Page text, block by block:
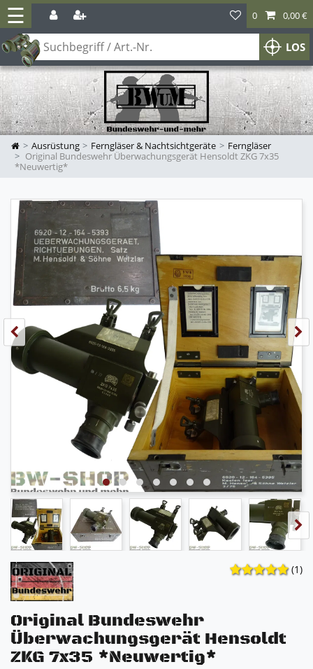
☰
LOS
0 0,00 €
Ausrüstung Ferngläser & Nachtsichtgeräte
Ferngläser
Original Bundeswehr Überwachungsgerät Hensoldt ZKG 7x35
*Neuwertig*
(1)
Original Bundeswehr
Überwachungsgerät Hensoldt
ZKG 7x35 *Neuwertig*